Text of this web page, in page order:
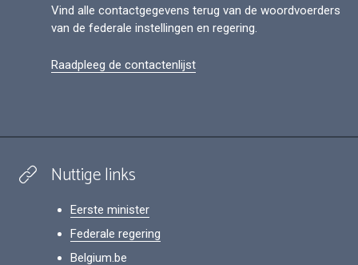
Vind alle contactgegevens terug van de woordvoerders
van de federale instellingen en regering.
Raadpleeg de contactenlijst
Nuttige links
Eerste minister
Federale regering
Belgium.be